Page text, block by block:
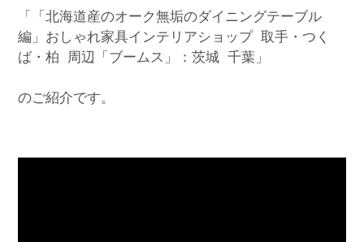
「「北海道産のオーク無垢のダイニングテーブル
編」おしゃれ家具インテリアショップ 取手・つく
ば・柏 周辺「ブームス」：茨城 千葉」
のご紹介です。